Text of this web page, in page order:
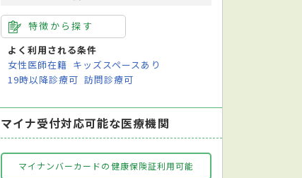
特徴から探す
よく利用される条件
女性医師在籍 キッズスペースあり
19時以降診療可 訪問診療可
マイナ受付対応可能な医療機関
マイナンバーカードの健康保険証利用可能